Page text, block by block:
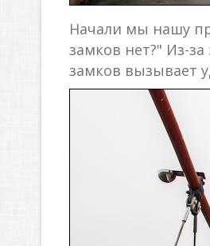
Начали мы нашу
замков нет?" Из-
замков вызывает